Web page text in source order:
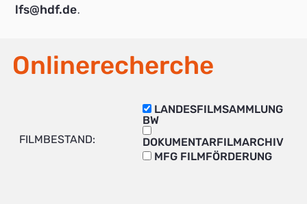
lfs@hdf.de.
Onlinerecherche
FILMBESTAND:
LANDESFILMSAMMLUNG
BW
DOKUMENTARFILMARCHIV
MFG FILMFÖRDERUNG